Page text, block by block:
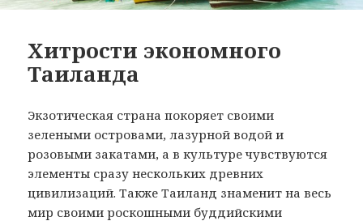
Хитрости экономного
Таиланда
Экзотическая страна покоряет своими
зелеными островами, лазурной водой и
розовыми закатами, а в культуре чувствуются
элементы сразу нескольких древних
цивилизаций. Также Таиланд знаменит на весь
мир своими роскошными буддийскими